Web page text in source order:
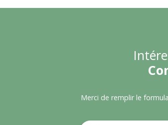
Merci de remplir le